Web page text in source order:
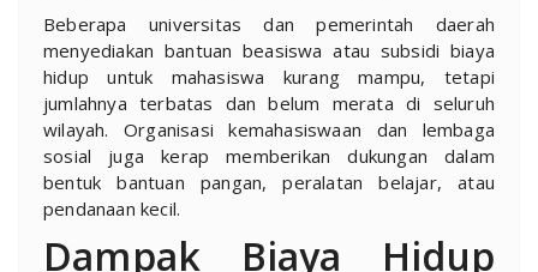
Beberapa universitas dan pemerintah daerah
menyediakan bantuan beasiswa atau subsidi biaya
hidup untuk mahasiswa kurang mampu, tetapi
jumlahnya terbatas dan belum merata di seluruh
wilayah. Organisasi kemahasiswaan dan lembaga
sosial juga kerap memberikan dukungan dalam
bentuk bantuan pangan, peralatan belajar, atau
pendanaan kecil.
Dampak Biaya Hidup